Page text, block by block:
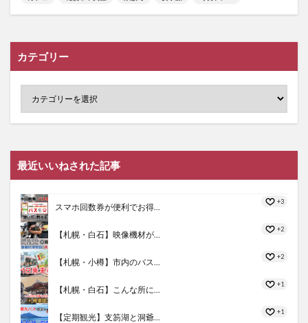
カテゴリー
最近いいねされた記事
スマホ回数券が便利でお得...
+3
【札幌・白石】映像機材が...
+2
【札幌・小樽】市内のバス...
+2
【札幌・白石】こんな所に...
+1
【定期観光】支笏湖と洞爺...
+1